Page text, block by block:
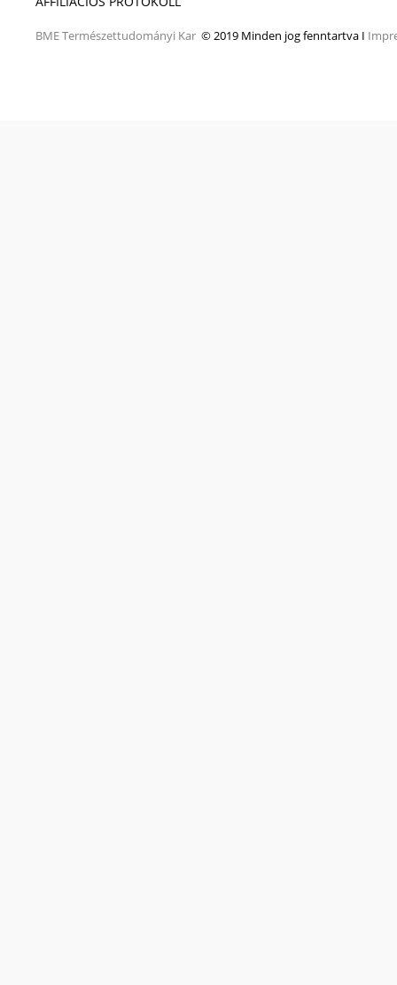
BMETermészettudományi Kar © 2019 Minden jog fenntartva I